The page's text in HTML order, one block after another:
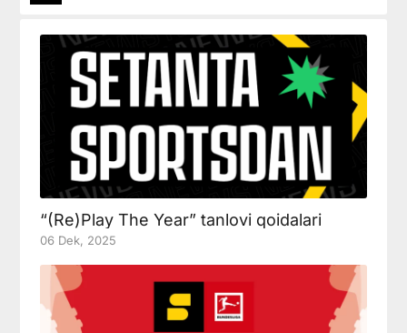
“(Re)Play The Year” tanlovi qoidalari
06 Dek, 2025